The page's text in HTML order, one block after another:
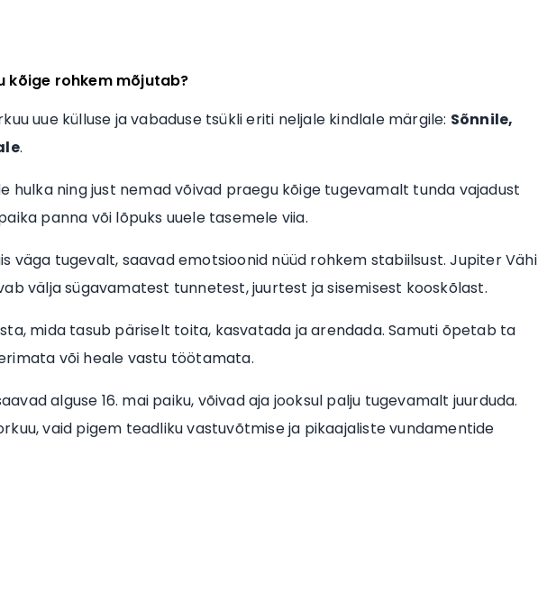
kõige rohkem mõjutab?
uue külluse ja vabaduse tsükli eriti neljale kindlale märgile: Sõnnile,
.
hulka ning just nemad võivad praegu kõige tugevamalt tunda vajadust
panna või lõpuks uuele tasemele viia.
väga tugevalt, saavad emotsioonid nüüd rohkem stabiilsust. Jupiter Vähi
välja sügavamatest tunnetest, juurtest ja sisemisest kooskõlast.
mida tasub päriselt toita, kasvatada ja arendada. Samuti õpetab ta
või heale vastu töötamata.
alguse 16. mai paiku, võivad aja jooksul palju tugevamalt juurduda.
vaid pigem teadliku vastuvõtmise ja pikaajaliste vundamentide